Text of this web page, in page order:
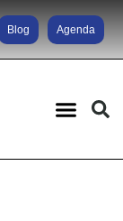
Blog Agenda